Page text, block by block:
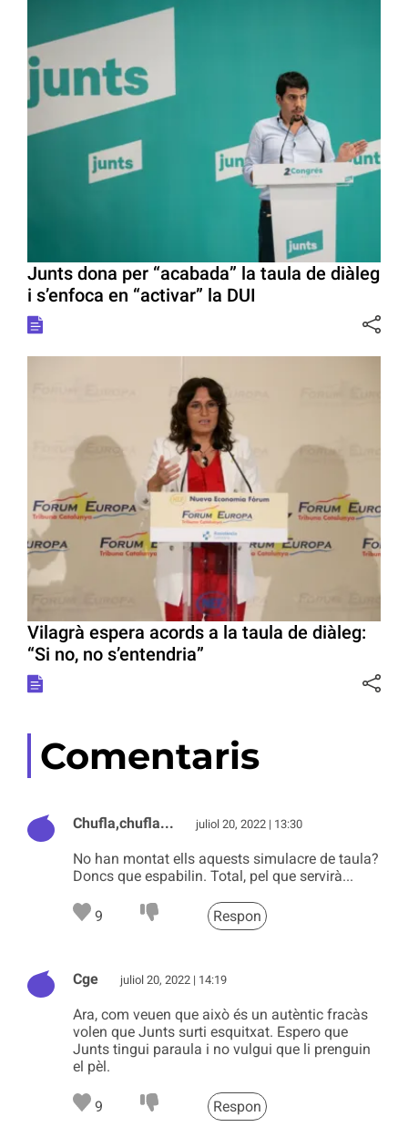
Junts dona per “acabada” la taula de diàleg
i s’enfoca en “activar” la DUI
Vilagrà espera acords a la taula de diàleg:
“Si no, no s’entendria”
Comentaris
Chufla,chufla... juliol 20, 2022 | 13:30
No han montat ells aquests simulacre de taula?
Doncs que espabilin. Total, pel que servirà...
9 Respon
Cge juliol 20, 2022 | 14:19
Ara, com veuen que això és un autèntic fracàs
volen que Junts surti esquitxat. Espero que
Junts tingui paraula i no vulgui que li prenguin
el pèl.
9 Respon